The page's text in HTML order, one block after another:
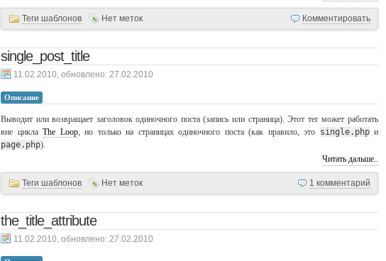
Теги шаблонов Нет меток Комментировать
single_post_title
27.02.2010
, обновлено:
Описание
Выводит или возвращает заголовок одиночного поста (запись или страница). Этот тег может работать
вне цикла The Loop, но только на страницах одиночного поста (как правило, это single.phpи
page.php).
Читать дальше..
Теги шаблонов Нет меток 1 комментарий
the_title_attribute
27.02.2010
, обновлено: